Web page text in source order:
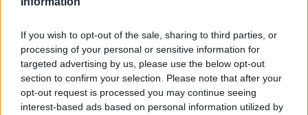
If you wish to opt-out of the sale, sharing to third parties, or
processing of your personal or sensitive information for
targeted advertising by us, please use the below opt-out
section to confirm your selection. Please note that after your
opt-out request is processed you may continue seeing
interest-based ads based on personal information utilized by
Kinderheim